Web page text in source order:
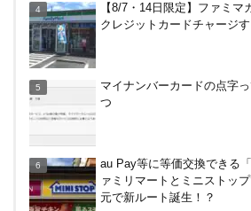
理由
バック！関西の公共交通機
～12/14
通預金）で年利0.7％～0.9％
【8/7・14日限定】ファミ
クレジットカードチャージ
マイナンバーカードの点字
つ
au Pay等に等価交換できる
ァミリマートとミニストッ
元で新ルート誕生！？